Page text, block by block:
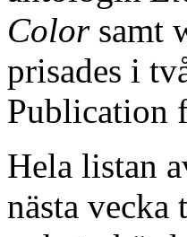
Color samt
prisades i
Publication
Hela listan
nästa